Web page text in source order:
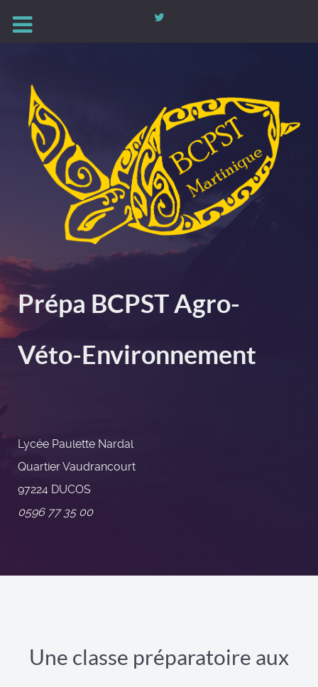
Prépa BCPST Agro-
Véto-Environnement
Lycée Paulette Nardal
Quartier Vaudrancourt
97224 DUCOS
0596 77 35 00
Une classe préparatoire aux